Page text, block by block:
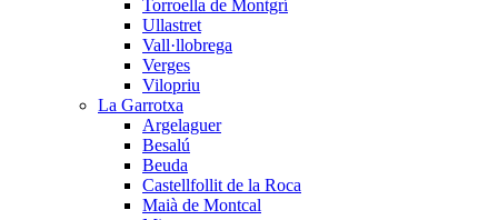
Torroella de Montgrí
Ullastret
Vall·llobrega
Verges
Vilopriu
La Garrotxa
Argelaguer
Besalú
Beuda
Castellfollit de la Roca
Maià de Montcal